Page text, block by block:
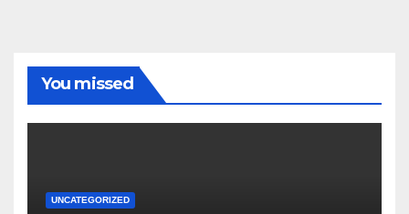
You missed
UNCATEGORIZED